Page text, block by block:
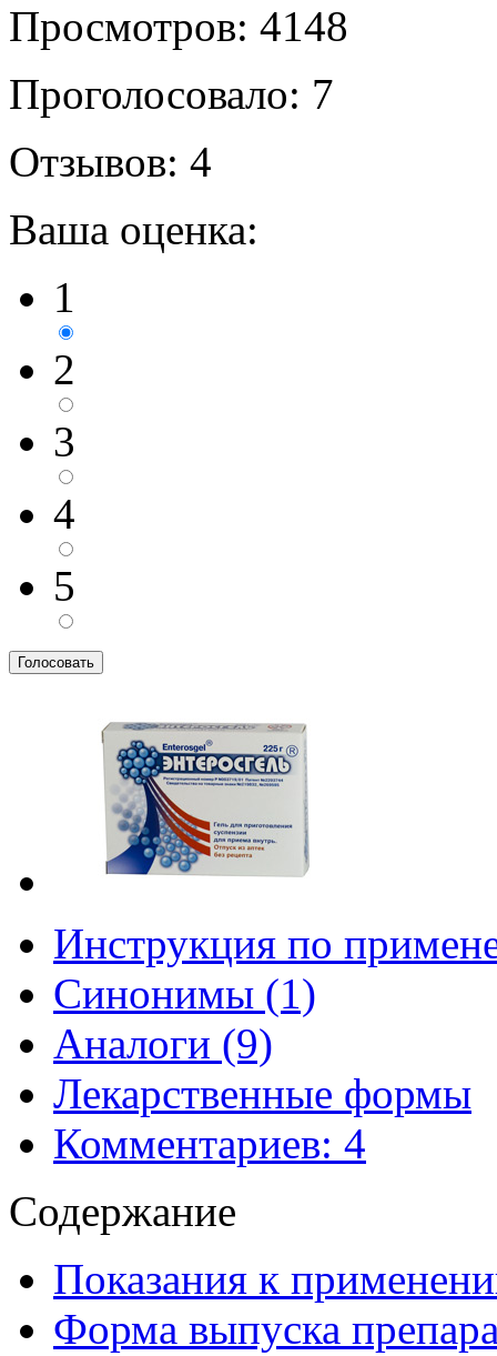
Просмотров: 4148
Проголосовало: 7
Отзывов: 4
Ваша оценка:
1
2
3
4
5
Инструкция по
Синонимы (1)
Аналоги (9)
Лекарственные формы
Комментариев: 4
Содержание
Показания к
Форма выпуска